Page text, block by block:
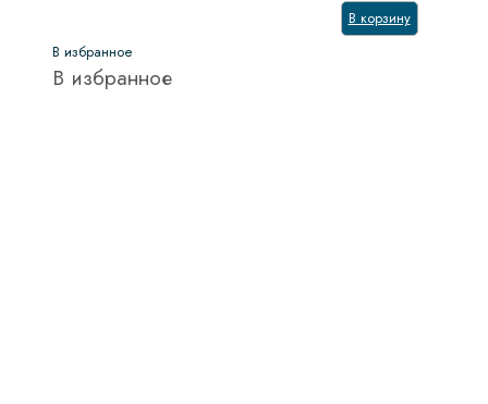
В корзину
В избранное
В избранное